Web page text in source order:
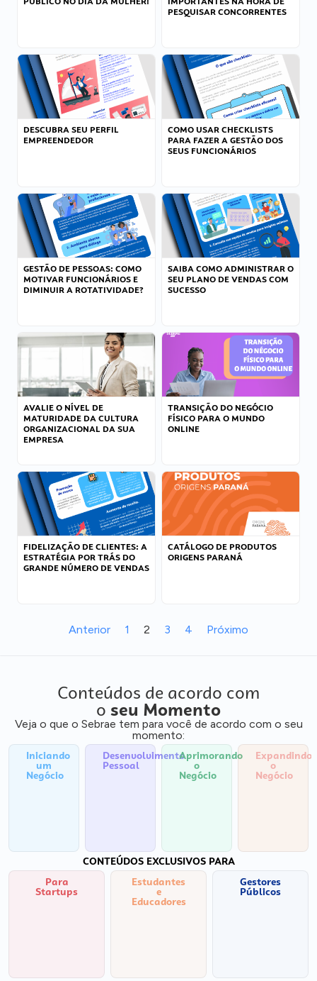
PESQUISAR CONCORRENTES
DESCUBRA SEU PERFIL
EMPREENDEDOR
COMO USAR CHECKLISTS
PARA FAZER A GESTÃO DOS
SEUS FUNCIONÁRIOS
GESTÃO DE PESSOAS: COMO
MOTIVAR FUNCIONÁRIOS E
DIMINUIR A ROTATIVIDADE?
SAIBA COMO ADMINISTRAR O
SEU PLANO DE VENDAS COM
SUCESSO
AVALIE O NÍVEL DE
MATURIDADE DA CULTURA
ORGANIZACIONAL DA SUA
EMPRESA
TRANSIÇÃO DO NEGÓCIO
FÍSICO PARA O MUNDO
ONLINE
FIDELIZAÇÃO DE CLIENTES: A
ESTRATÉGIA POR TRÁS DO
GRANDE NÚMERO DE VENDAS
CATÁLOGO DE PRODUTOS
ORIGENS PARANÁ
Anterior 1 2 3 4 Próximo
Conteúdos de acordo com
o seu Momento
Veja o que o Sebrae tem para você de acordo com o seu
momento:
Iniciando
um
Negócio
Desenvolvimento
Pessoal
Aprimorando
o
Negócio
Expandindo
o
Negócio
CONTEÚDOS EXCLUSIVOS PARA
Para
Startups
Estudantes
e
Educadores
Gestores
Públicos